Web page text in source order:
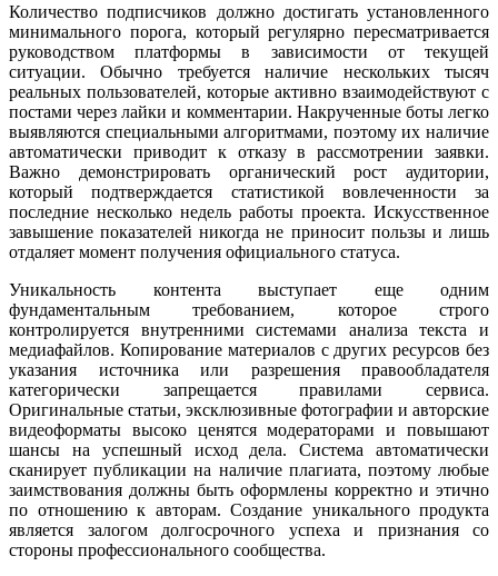
Количество подписчиков должно достигать установленного
минимального порога, который регулярно пересматривается
руководством платформы в зависимости от текущей
ситуации. Обычно требуется наличие нескольких тысяч
реальных пользователей, которые активно взаимодействуют с
постами через лайки и комментарии. Накрученные боты легко
выявляются специальными алгоритмами, поэтому их наличие
автоматически приводит к отказу в рассмотрении заявки.
Важно демонстрировать органический рост аудитории,
который подтверждается статистикой вовлеченности за
последние несколько недель работы проекта. Искусственное
завышение показателей никогда не приносит пользы и лишь
отдаляет момент получения официального статуса.
Уникальность контента выступает еще одним
фундаментальным требованием, которое строго
контролируется внутренними системами анализа текста и
медиафайлов. Копирование материалов с других ресурсов без
указания источника или разрешения правообладателя
категорически запрещается правилами сервиса.
Оригинальные статьи, эксклюзивные фотографии и авторские
видеоформаты высоко ценятся модераторами и повышают
шансы на успешный исход дела. Система автоматически
сканирует публикации на наличие плагиата, поэтому любые
заимствования должны быть оформлены корректно и этично
по отношению к авторам. Создание уникального продукта
является залогом долгосрочного успеха и признания со
стороны профессионального сообщества.